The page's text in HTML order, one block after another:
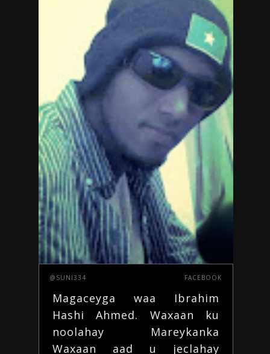
@SUNI334 FACEBOOK
Magaceyga waa Ibrahim
Hashi Ahmed. Waxaan ku
noolahay Mareykanka
Waxaan aad u jeclahay